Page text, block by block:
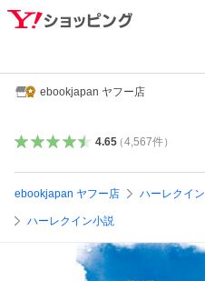
ebookjapan ヤフー店
4.65（4,567件）
ebookjapan ヤフー店 ハーレクイン
ハーレクイン小説